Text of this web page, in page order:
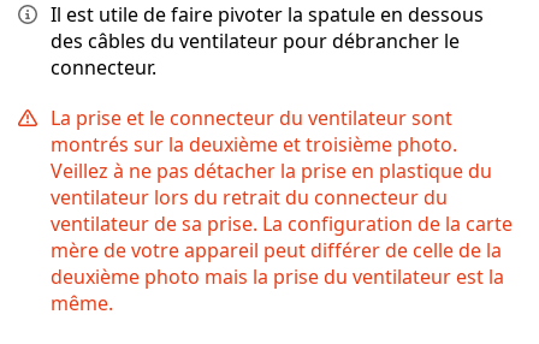
Il est utile de faire pivoter la spatule en dessous
des câbles du ventilateur pour débrancher le
connecteur.
La prise et le connecteur du ventilateur sont
montrés sur la deuxième et troisième photo.
Veillez à ne pas détacher la prise en plastique du
ventilateur lors du retrait du connecteur du
ventilateur de sa prise. La configuration de la carte
mère de votre appareil peut différer de celle de la
deuxième photo mais la prise du ventilateur est la
même.